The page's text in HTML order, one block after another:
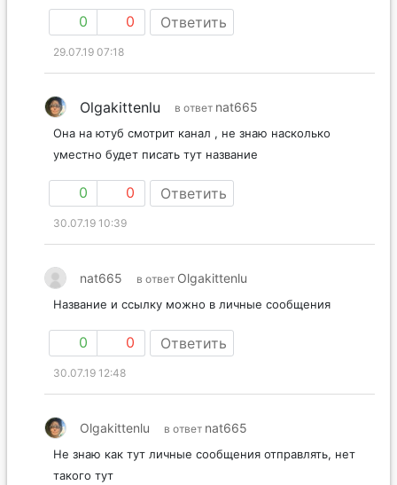
0 0 Ответить
29.07.19 07:18
Olgakittenlu в ответ nat665
Она на ютуб смотрит канал , не знаю насколько
уместно будет писать тут название
0 0 Ответить
30.07.19 10:39
nat665 в ответ Olgakittenlu
Название и ссылку можно в личные сообщения
0 0 Ответить
30.07.19 12:48
Olgakittenlu в ответ nat665
Не знаю как тут личные сообщения отправлять, нет
такого тут